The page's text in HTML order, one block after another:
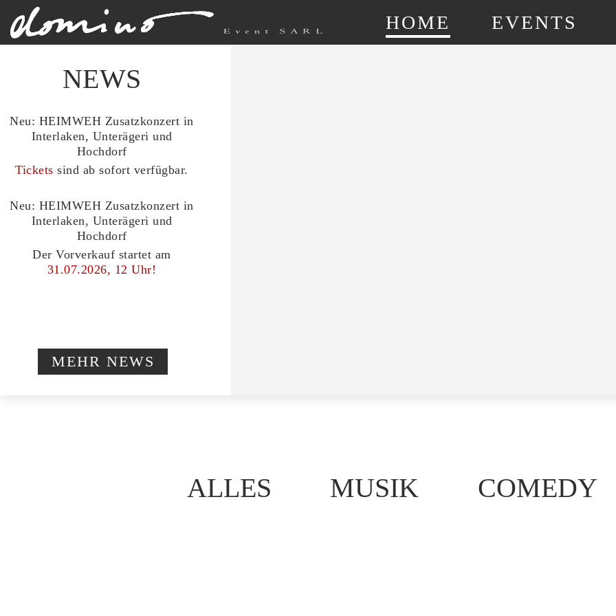
HOME EVENTS
NEWS
Neu: HEIMWEH Zusatzkonzert in
Interlaken, Unterägeri und
Hochdorf
Tickets sind ab sofort verfügbar.
Neu: HEIMWEH Zusatzkonzert in
Interlaken, Unterägeri und
Hochdorf
Der Vorverkauf startet am
31.07.2026, 12 Uhr!
MEHR NEWS
ALLES MUSIK COMEDY